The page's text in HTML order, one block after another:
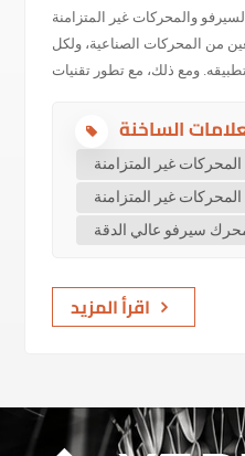
والمحركات غير المتزامنة
من المحركات الصناعية، ولكل
ومع ذلك، مع تطور تقنيات
في العديد من التطبيقات، نظرًا
الرئيسية بين محركات
العملالمحركات غير
المحركات بناءً على مبدأ الحث
ملف الجزء الثابت، يُولّد مجالًا
المحركات غير المتزامنة
سيرفو عالي الدقة
اقرأ المزيد